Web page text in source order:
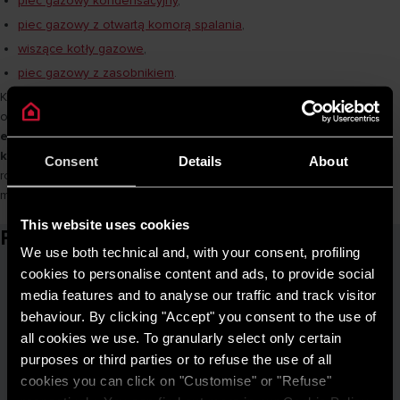
Consent Details About
This website uses cookies
We use both technical and, with your consent, profiling
cookies to personalise content and ads, to provide social
media features and to analyse our traffic and track visitor
behaviour. By clicking "Accept" you consent to the use of
all cookies we use. To granularly select only certain
purposes or third parties or to refuse the use of all
cookies you can click on "Customise" or "Refuse"
piec gazowy z otwartą komorą spalania,
wiszące kotły gazowe,
piec gazowy z zasobnikiem.
Kotły kondensacyjne Ariston, korzystając z zaawansowanej techniki
odzyskiwania ciepła z par wodnych,
zapewniają znacznie wyższą
efektywność energetyczną w porównaniu do starszych modeli
kotłów
. Dzięki temu nie tylko obniżają koszty ogrzewania, ale
również redukują negatywny wpływ na środowisko przez
minimalizację emisji szkodliwych gazów.
Powiązane artykuły